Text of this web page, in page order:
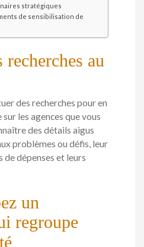
stratégiques
de sensibilisation de
recherches au
des recherches pour en
les agences que vous
des détails aigus
problèmes ou défis, leur
dépenses et leurs
un
regroupe